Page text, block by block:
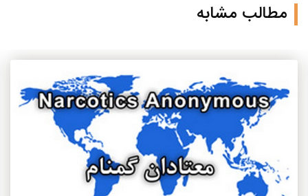
مطالب مشابه